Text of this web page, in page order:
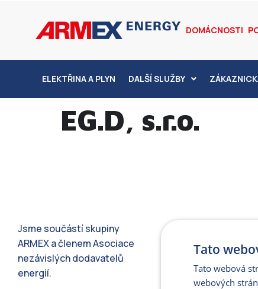
DOMÁCNOSTI
ELEKTŘINA A PLYN DALŠÍ SLUŽBY
EG.D, s.r.o.
Jsme součástí skupiny
ARMEX a členem Asociace
nezávislých dodavatelů
energií.
Tato
Tato webová
webových